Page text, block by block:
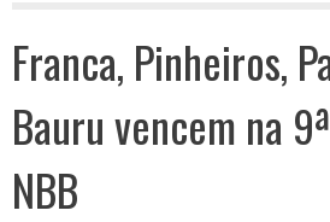
Franca, Pinheiros,
Bauru vencem na
NBB